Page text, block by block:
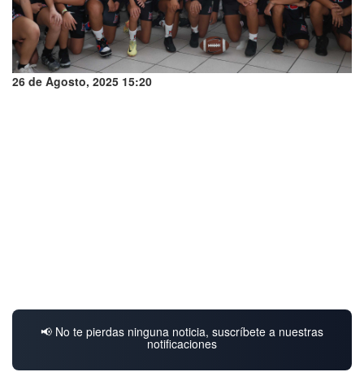
26 de Agosto, 2025 15:20
📢 No te pierdas ninguna noticia, suscríbete a nuestras
notificaciones